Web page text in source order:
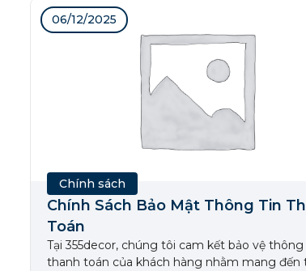
06/12/2025
Chính sách
Chính Sách Bảo Mật Thông Tin
Toán
Tại 355decor, chúng tôi cam kết bảo vệ
thanh toán của khách hàng nhằm mang đến